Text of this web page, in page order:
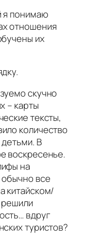
я понимаю
отношения
их
скучно
– карты
тексты,
количество
В
воскресенье.
на
обычно все
китайском/
решили
вдруг
туристов?